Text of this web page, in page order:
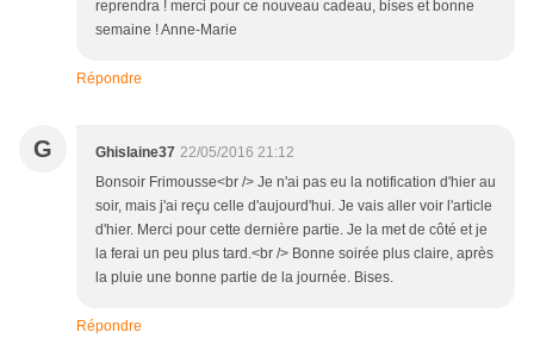
reprendra ! merci pour ce nouveau cadeau, bises et bonne
semaine ! Anne-Marie
Répondre
G Ghislaine37 22/05/2016 21:12
Bonsoir Frimousse<br /> Je n'ai pas eu la notification d'hier au
soir, mais j'ai reçu celle d'aujourd'hui. Je vais aller voir l'article
d'hier. Merci pour cette dernière partie. Je la met de côté et je
la ferai un peu plus tard.<br /> Bonne soirée plus claire, après
la pluie une bonne partie de la journée. Bises.
Répondre